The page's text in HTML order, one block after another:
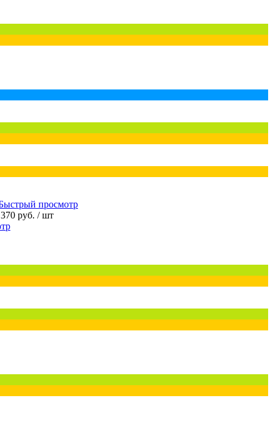
просмотр
руб. / шт